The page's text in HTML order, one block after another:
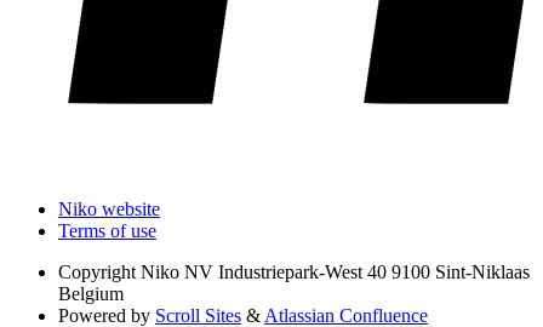
Niko website
Terms of use
Copyright Niko NV Industriepark-West 40 9100 Sint-Niklaas
Belgium
Powered by Scroll Sites & Atlassian Confluence